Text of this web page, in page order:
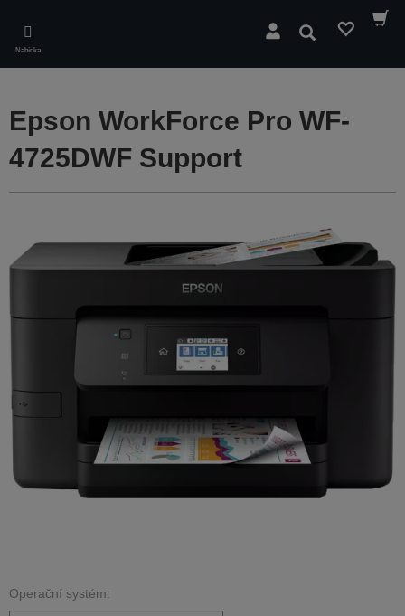
main
content
Nabídka
Hledat
Epson WorkForce Pro WF-
4725DWF Support
Operační systém: